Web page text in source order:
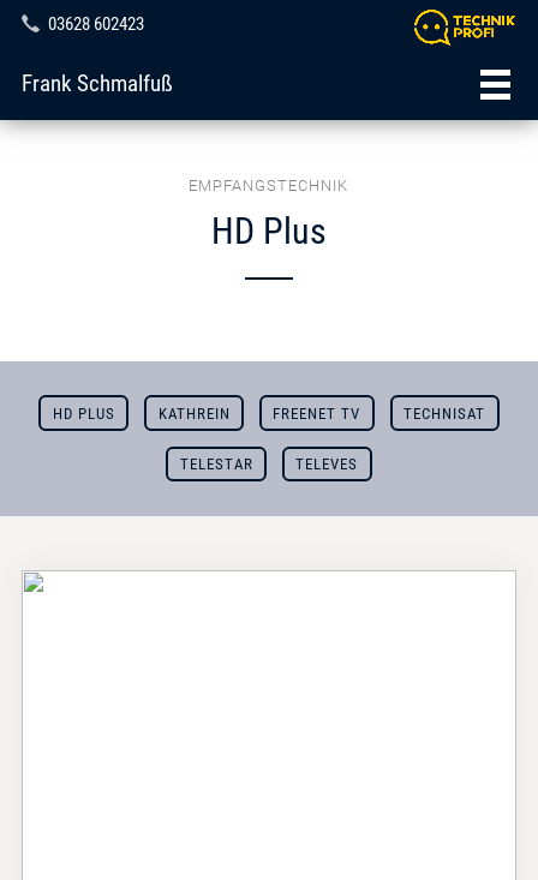
03628 602423
Frank Schmalfuß
EMPFANGSTECHNIK
HD Plus
HD PLUS KATHREIN FREENET TV TECHNISAT
TELESTAR TELEVES